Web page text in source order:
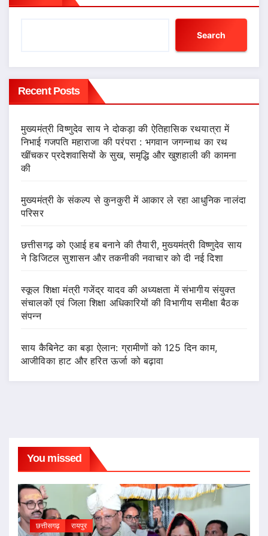
Search
Recent Posts
मुख्यमंत्री विष्णुदेव साय ने दोकड़ा की ऐतिहासिक रथयात्रा में
निभाई गजपति महाराजा की परंपरा : भगवान जगन्नाथ का रथ
खींचकर प्रदेशवासियों के सुख, समृद्धि और खुशहाली की कामना
की
मुख्यमंत्री के संकल्प से कुनकुरी में आकार ले रहा आधुनिक नालंदा
परिसर
छत्तीसगढ़ को एआई हब बनाने की तैयारी, मुख्यमंत्री विष्णुदेव साय
ने डिजिटल सुशासन और तकनीकी नवाचार को दी नई दिशा
स्कूल शिक्षा मंत्री गजेंद्र यादव की अध्यक्षता में संभागीय संयुक्त
संचालकों एवं जिला शिक्षा अधिकारियों की विभागीय समीक्षा बैठक
संपन्न
साय कैबिनेट का बड़ा ऐलान: ग्रामीणों को 125 दिन काम,
आजीविका हाट और हरित ऊर्जा को बढ़ावा
You missed
छत्तीसगढ़ रायपुर